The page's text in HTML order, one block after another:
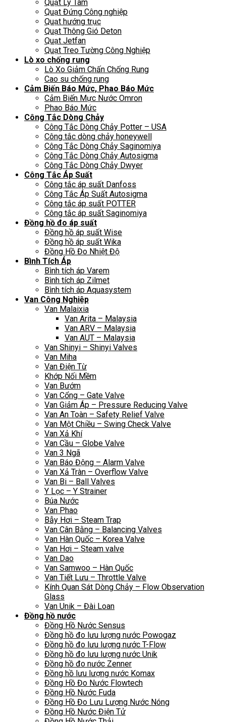
Quạt Ly Tâm
Quạt Đứng Công nghiệp
Quạt hướng trục
Quạt Thông Gió Deton
Quạt Jetfan
Quạt Treo Tường Công Nghiệp
Lò xo chống rung
Lò Xo Giảm Chấn Chống Rung
Cao su chống rung
Cảm Biến Báo Mức, Phao Báo Mức
Cảm Biến Mực Nước Omron
Phao Báo Mức
Công Tắc Dòng Chảy
Công Tắc Dòng Chảy Potter – USA
Công tắc dòng chảy honeywell
Công Tắc Dòng Chảy Saginomiya
Công Tắc Dòng Chảy Autosigma
Công Tắc Dòng Chảy Dwyer
Công Tắc Áp Suất
Công tắc áp suất Danfoss
Công Tắc Áp Suất Autosigma
Công tắc áp suất POTTER
Công tắc áp suất Saginomiya
Đồng hồ đo áp suất
Đồng hồ áp suất Wise
Đồng hồ áp suất Wika
Đồng Hồ Đo Nhiệt Độ
Bình Tích Áp
Bình tích áp Varem
Bình tích áp Zilmet
Bình tích áp Aquasystem
Van Công Nghiệp
Van Malaixia
Van Arita – Malaysia
Van ARV – Malaysia
Van AUT – Malaysia
Van Shinyi – Shinyi Valves
Van Miha
Van Điện Từ
Khớp Nối Mềm
Van Bướm
Van Cổng – Gate Valve
Van Giảm Áp – Pressure Reducing Valve
Van An Toàn – Safety Relief Valve
Van Một Chiều – Swing Check Valve
Van Xả Khí
Van Cầu – Globe Valve
Van 3 Ngã
Van Báo Động – Alarm Valve
Van Xả Tràn – Overflow Valve
Van Bi – Ball Valves
Y Lọc – Y Strainer
Búa Nước
Van Phao
Bẫy Hơi – Steam Trap
Van Cân Bằng – Balancing Valves
Van Hàn Quốc – Korea Valve
Van Hơi – Steam valve
Van Dao
Van Samwoo – Hàn Quốc
Van Tiết Lưu – Throttle Valve
Kính Quan Sát Dòng Chảy – Flow Observation
Glass
Van Unik – Đài Loan
Đồng hồ nước
Đồng Hồ Nước Sensus
Đồng hồ đo lưu lượng nước Powogaz
Đồng hồ đo lưu lượng nước T-Flow
Đồng hồ đo lưu lượng nước Unik
Đồng hồ đo nước Zenner
Đồng hồ lưu lượng nước Komax
Đồng Hồ Đo Nước Flowtech
Đồng Hồ Nước Fuda
Đồng Hồ Đo Lưu Lượng Nước Nóng
Đồng Hồ Nước Điện Tử